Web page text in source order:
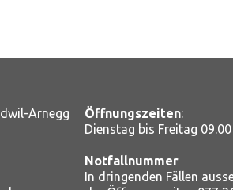
Arnegg
Öffnungszeiten:
Dienstag bis Freitag
Notfallnummer
In dringenden Fällen